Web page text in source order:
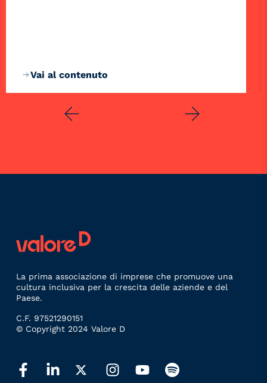
Vai al contenuto
La prima associazione di imprese che promuove una
cultura inclusiva per la crescita delle aziende e del
Paese.
C.F. 97521290151
© Copyright 2024 Valore D